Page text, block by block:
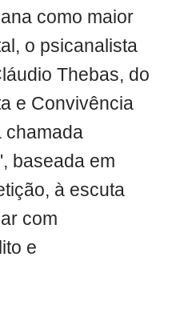
como maior
o psicanalista
Thebas, do
e Convivência
chamada
baseada em
à escuta
com
e